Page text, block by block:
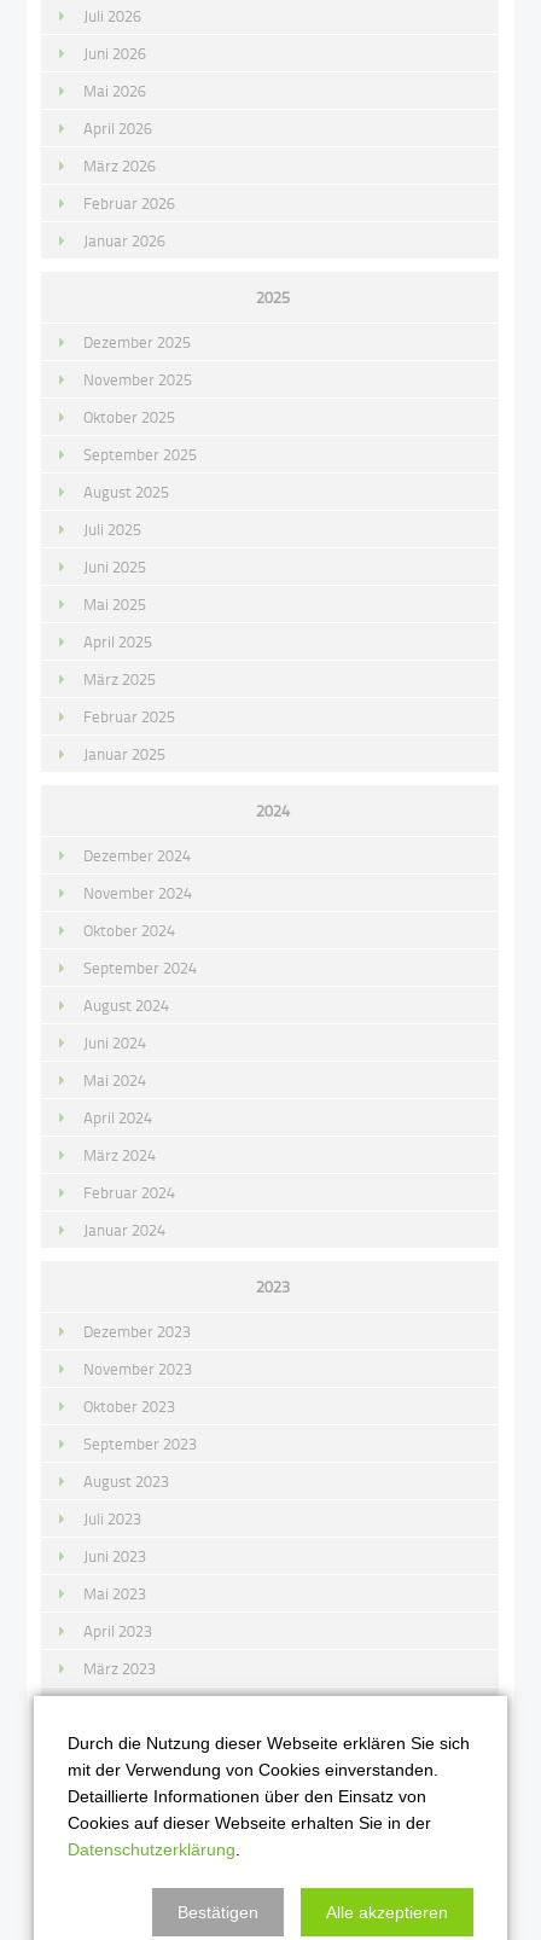
Juli 2026
Juni 2026
Mai 2026
April 2026
März 2026
Februar 2026
Januar 2026
2025
Dezember 2025
November 2025
Oktober 2025
September 2025
August 2025
Juli 2025
Juni 2025
Mai 2025
April 2025
März 2025
Februar 2025
Januar 2025
2024
Dezember 2024
November 2024
Oktober 2024
September 2024
August 2024
Juni 2024
Mai 2024
April 2024
März 2024
Februar 2024
Januar 2024
2023
Dezember 2023
November 2023
Oktober 2023
September 2023
August 2023
Juli 2023
Juni 2023
Mai 2023
April 2023
März 2023
Januar 2023
2022
Dezember 2022
Durch die Nutzung dieser Webseite erklären Sie sich
mit der Verwendung von Cookies einverstanden.
Detaillierte Informationen über den Einsatz von
Cookies auf dieser Webseite erhalten Sie in der
Datenschutzerklärung
Bestätigen Alle akzeptieren